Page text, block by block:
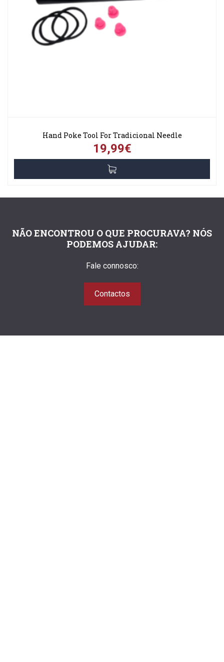
Hand Poke Tool For Tradicional Needle
19,99€
NÃO ENCONTROU O QUE PROCURAVA? NÓS
PODEMOS AJUDAR:
Fale connosco:
Contactos